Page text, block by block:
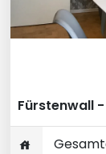
Fürstenwall